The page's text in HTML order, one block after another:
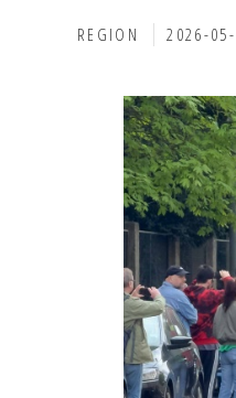
REGION 2026-